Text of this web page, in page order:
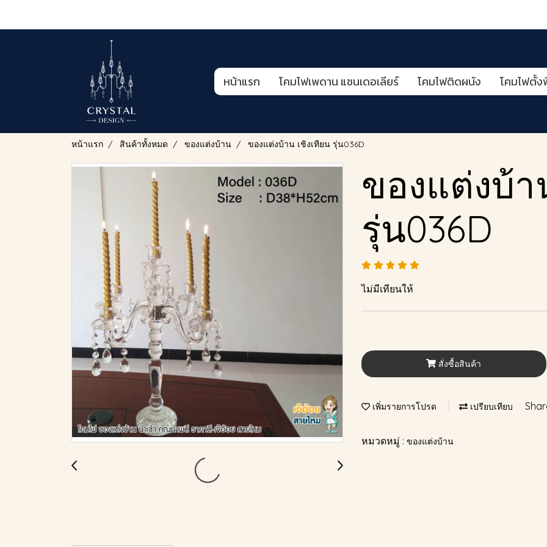
หน้าแรก โคมไฟเพดาน แชนเดอเลียร์ โคมไฟติดผนัง โคมไฟตั้
หน้าแรก สินค้าทั้งหมด ของแต่งบ้าน ของแต่งบ้าน เชิงเทียน รุ่น036D
ของแต่งบ้า
รุ่น036D
ไม่มีเทียนให้
สั่งซื้อสินค้า
เพิ่มรายการโปรด เปรียบเทียบ
หมวดหมู่ : ของแต่งบ้าน